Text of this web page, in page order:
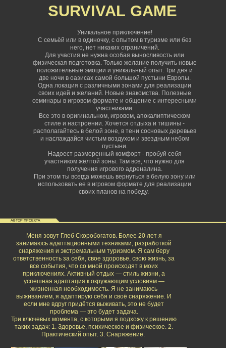
SURVIVAL GAME
Уникальное приключение!
С семьёй или в одиночку, с опытом в туризме или без
него, нет никаких ограничений.
Для участия не нужна особая выносливость или
физическая подготовка. Только желание получить новые
положительные эмоции и уникальный опыт. Три дня и
две ночи в оазисах самой большой пустыни Европы.
Одна локация с различными зонами для реализации
своих идей и желаний. Новые знакомства. Полезные
семинары в игровом формате и общение с интересными
участниками.
Все это в оригинальном, игровом, апокалиптическом
стиле и настроении. Хочется отдыха и тишины -
располагайтесь в белой зоне, в тени сосновых деревьев
и наслаждайся чистым воздухом и звездным небом
пустыни.
Надоест размеренный комфорт - пробуй себя
участником жёлтой зоны. Там все, что нужно для
получения игрового адреналина.
При этом ты всегда можешь вернуться в белую зону или
использовать ее в игровом формате для реализации
своих планов на победу.
АВТОР ПРОЕКТА
Меня зовут Глеб Скоробогатов. Более 20 лет я
занимаюсь адаптационными техниками, разработкой
снаряжения и экстремальным туризмом. Я сам беру
ответственность за себя, свое здоровье, свою жизнь, за
все события, что со мной происходят в моих
приключениях. Активный отдых — стиль жизни, а
успешная адаптация к окружающим условиям —
жизненная необходимость. Я не занимаюсь
выживанием, я адаптирую себя и своё снаряжение. И
если мне вдруг придётся выживать, это не будет
проблема — это будет задача.
Три ключевых момента, с которыми я подхожу к решению
таких задач: 1. Здоровье, психическое и физическое. 2.
Практический опыт. 3. Снаряжение.